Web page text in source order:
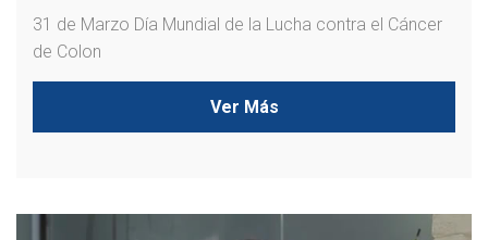
31 de Marzo Día Mundial de la Lucha contra el Cáncer
de Colon
Ver Más